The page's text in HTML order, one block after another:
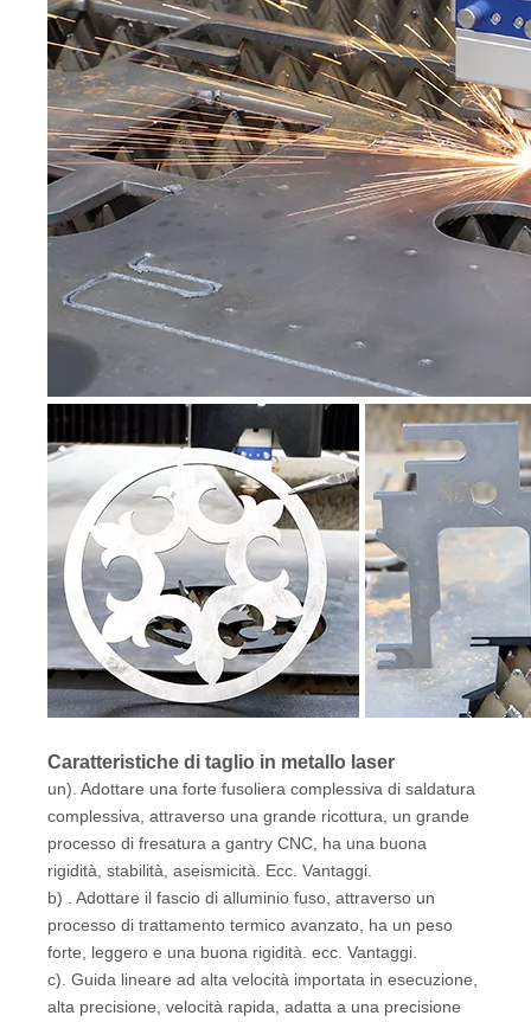
Caratteristiche di taglio in metallo laser
un). Adottare una forte fusoliera complessiva di saldatura
complessiva, attraverso una grande ricottura, un grande
processo di fresatura a gantry CNC, ha una buona
rigidità, stabilità, aseismicità. Ecc. Vantaggi.
b) . Adottare il fascio di alluminio fuso, attraverso un
processo di trattamento termico avanzato, ha un peso
forte, leggero e una buona rigidità. ecc. Vantaggi.
c). Guida lineare ad alta velocità importata in esecuzione,
alta precisione, velocità rapida, adatta a una precisione